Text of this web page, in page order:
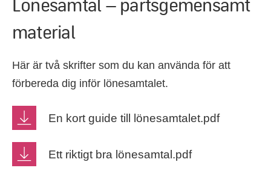
material
Här är två skrifter som du kan använda för att
förbereda dig inför lönesamtalet.
En kort guide till lönesamtalet.pdf
Ett riktigt bra lönesamtal.pdf